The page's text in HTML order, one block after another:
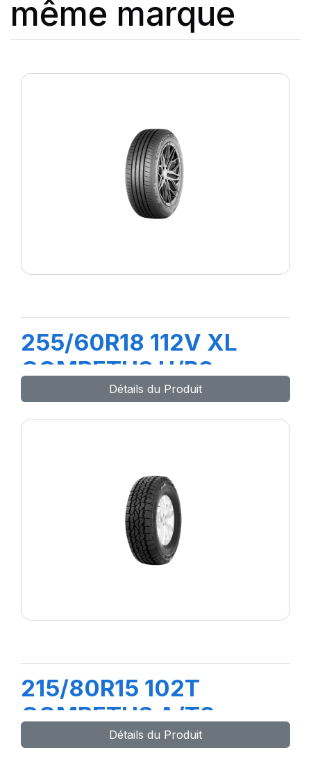
même marque
255/60R18 112V XL
COMPETUS H/P3
Détails du Produit
215/80R15 102T
COMPETUS A/T3
Détails du Produit